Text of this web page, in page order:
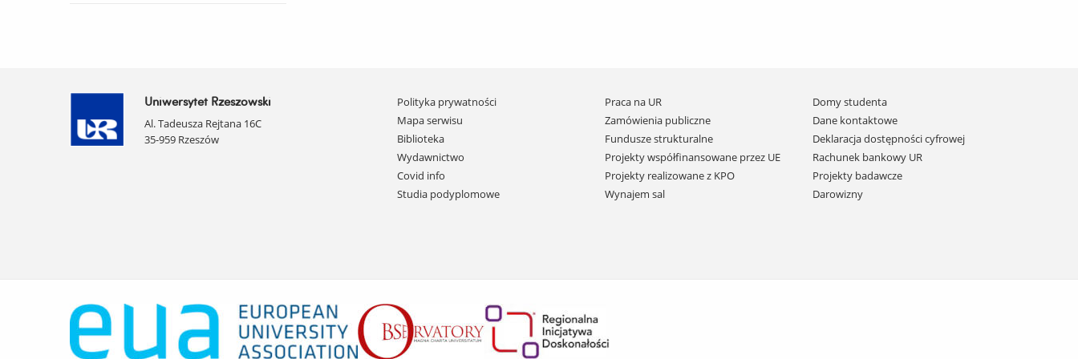
Uniwersytet Rzeszowski
Al. Tadeusza Rejtana 16C
35-959 Rzeszów
Pomiń
nawigację
i
przejdź
do
treści
Polityka prywatności
Mapa serwisu
Biblioteka
Wydawnictwo
Covid info
Studia podyplomowe
Praca na UR
Zamówienia publiczne
Fundusze strukturalne
Projekty współfinansowane przez UE
Projekty realizowane z KPO
Wynajem sal
Domy studenta
Dane kontaktowe
Deklaracja dostępności cyfrowej
Rachunek bankowy UR
Projekty badawcze
Darowizny